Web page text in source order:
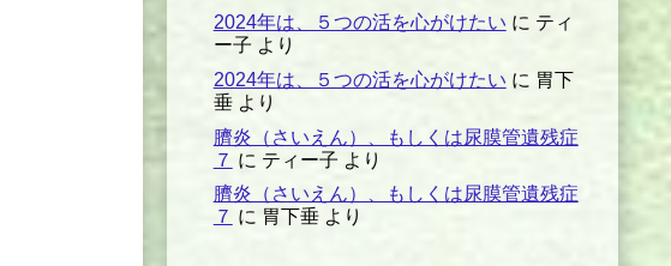
2024年は、５つの活を心がけたい に ティ
ー子 より
2024年は、５つの活を心がけたい に 胃下
垂より
臍炎（さいえん）、もしくは尿膜管遺残症
７ に ティー子 より
臍炎（さいえん）、もしくは尿膜管遺残症
７ に 胃下垂より